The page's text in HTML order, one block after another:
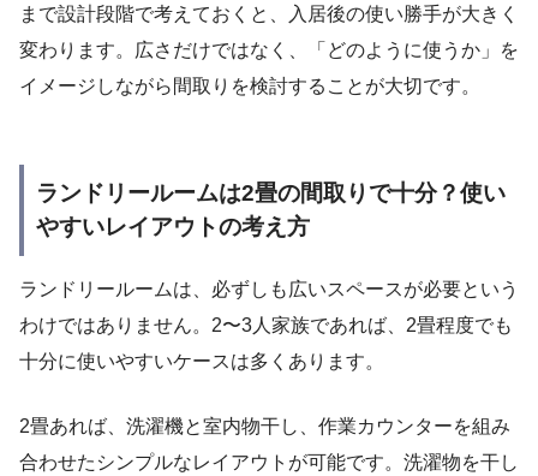
まで設計段階で考えておくと、入居後の使い勝手が大きく
変わります。広さだけではなく、「どのように使うか」を
イメージしながら間取りを検討することが大切です。
ランドリールームは2畳の間取りで十分？使い
やすいレイアウトの考え方
ランドリールームは、必ずしも広いスペースが必要という
わけではありません。2〜3人家族であれば、2畳程度でも
十分に使いやすいケースは多くあります。
2畳あれば、洗濯機と室内物干し、作業カウンターを組み
合わせたシンプルなレイアウトが可能です。洗濯物を干し